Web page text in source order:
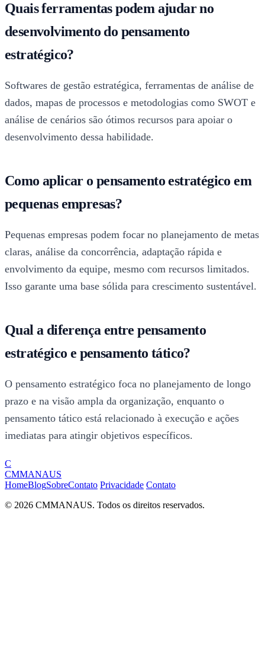
Quais ferramentas podem ajudar no
desenvolvimento do pensamento
estratégico?
Softwares de gestão estratégica, ferramentas de análise de
dados, mapas de processos e metodologias como SWOT e
análise de cenários são ótimos recursos para apoiar o
desenvolvimento dessa habilidade.
Como aplicar o pensamento estratégico em
pequenas empresas?
Pequenas empresas podem focar no planejamento de metas
claras, análise da concorrência, adaptação rápida e
envolvimento da equipe, mesmo com recursos limitados.
Isso garante uma base sólida para crescimento sustentável.
Qual a diferença entre pensamento
estratégico e pensamento tático?
O pensamento estratégico foca no planejamento de longo
prazo e na visão ampla da organização, enquanto o
pensamento tático está relacionado à execução e ações
imediatas para atingir objetivos específicos.
C
CMMANAUS
HomeBlogSobreContato Privacidade Contato
© 2026 CMMANAUS. Todos os direitos reservados.